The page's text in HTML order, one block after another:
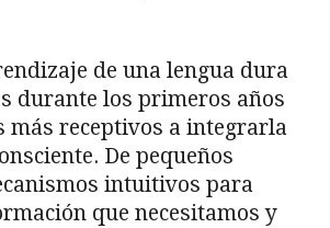
de una lengua dura
durante los primeros años
más receptivos a integrarla
De pequeños
intuitivos para
que necesitamos y